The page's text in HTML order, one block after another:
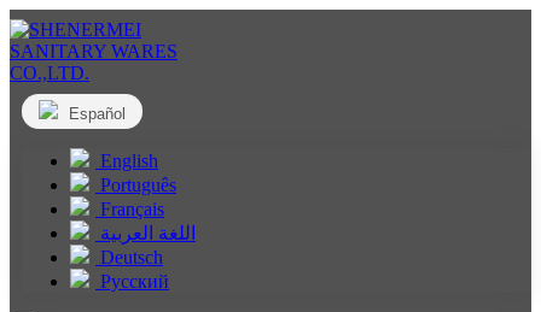
Español
English
Português
Français
اللغة العربية
Deutsch
Русский